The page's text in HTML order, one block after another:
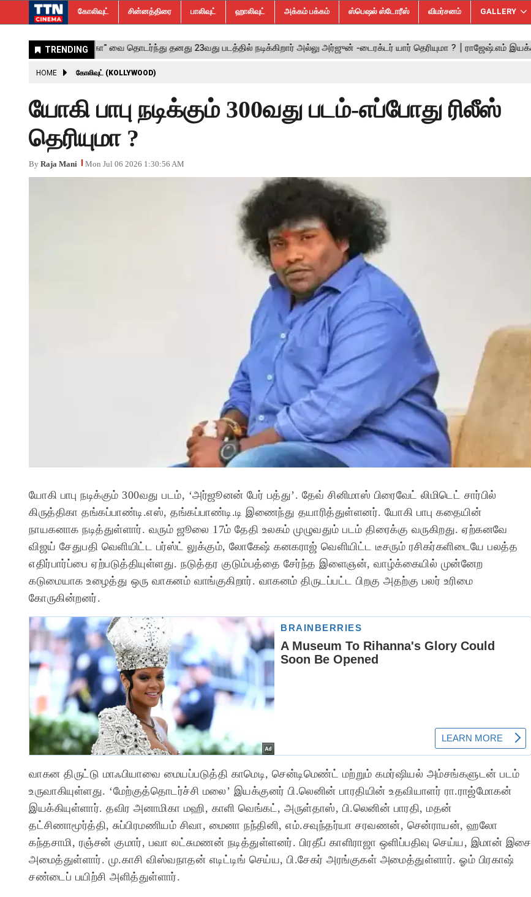
கோலிவுட் சின்னத்திரை பாலிவுட் ஹாலிவுட் அக்கம் பக்கம் ஸ்பெஷல் ஸ்டோரீஸ் விமர்சனம் GALLERY
HOME கோலிவுட் (KOLLYWOOD)
யோகி பாபு நடிக்கும் 300வது படம்-எப்போது ரிலீஸ்
தெரியுமா ?
By Raja Mani Mon Jul 06 2026 1:30:56 AM
யோகி பாபு நடிக்கும் 300வது படம், ‘அர்ஜூனன் பேர் பத்து’. தேவ் சினிமாஸ் பிரைவேட் லிமிடெட் சார்பில்
கிருத்திகா தங்கப்பாண்டி.எஸ், தங்கப்பாண்டி.டி இணைந்து தயாரித்துள்ளனர். யோகி பாபு கதையின்
நாயகனாக நடித்துள்ளார். வரும் ஜூலை 17ம் தேதி உலகம் முழுவதும் படம் திரைக்கு வருகிறது. ஏற்கனவே
விஜய் சேதுபதி வெளியிட்ட பர்ஸ்ட் லுக்கும், லோகேஷ் கனகராஜ் வெளியிட்ட டீசரும் ரசிகர்களிடையே பலத்த
எதிர்பார்ப்பை ஏற்படுத்தியுள்ளது. நடுத்தர குடும்பத்தை சேர்ந்த இளைஞன், வாழ்க்கையில் முன்னேற
கடுமையாக உழைத்து ஒரு வாகனம் வாங்குகிறார். வாகனம் திருடப்பட்ட பிறகு அதற்கு பலர் உரிமை
கோருகின்றனர்.
வாகன திருட்டு மாஃபியாவை மையப்படுத்தி காமெடி, சென்டிமெண்ட் மற்றும் கமர்ஷியல் அம்சங்களுடன் படம்
உருவாகியுள்ளது. ‘மேற்குத்தொடர்ச்சி மலை’ இயக்குனர் பி.லெனின் பாரதியின் உதவியாளர் ரா.ராஜ்மோகன்
இயக்கியுள்ளார். தவிர அனாமிகா மஹி, காளி வெங்கட், அருள்தாஸ், பி.லெனின் பாரதி, மதன்
தட்சிணாமூர்த்தி, சுப்பிரமணியம் சிவா, மைனா நந்தினி, எம்.சவுந்தர்யா சரவணன், சென்ராயன், ஹலோ
கந்தசாமி, ரஞ்சன் குமார், பவா லட்சுமணன் நடித்துள்ளனர். பிரதீப் காளிராஜா ஒளிப்பதிவு செய்ய, இமான் இசை
அமைத்துள்ளார். மு.காசி விஸ்வநாதன் எடிட்டிங் செய்ய, பி.சேகர் அரங்குகள் அமைத்துள்ளார். ஓம் பிரகாஷ்
சண்டைப் பயிற்சி அளித்துள்ளார்.